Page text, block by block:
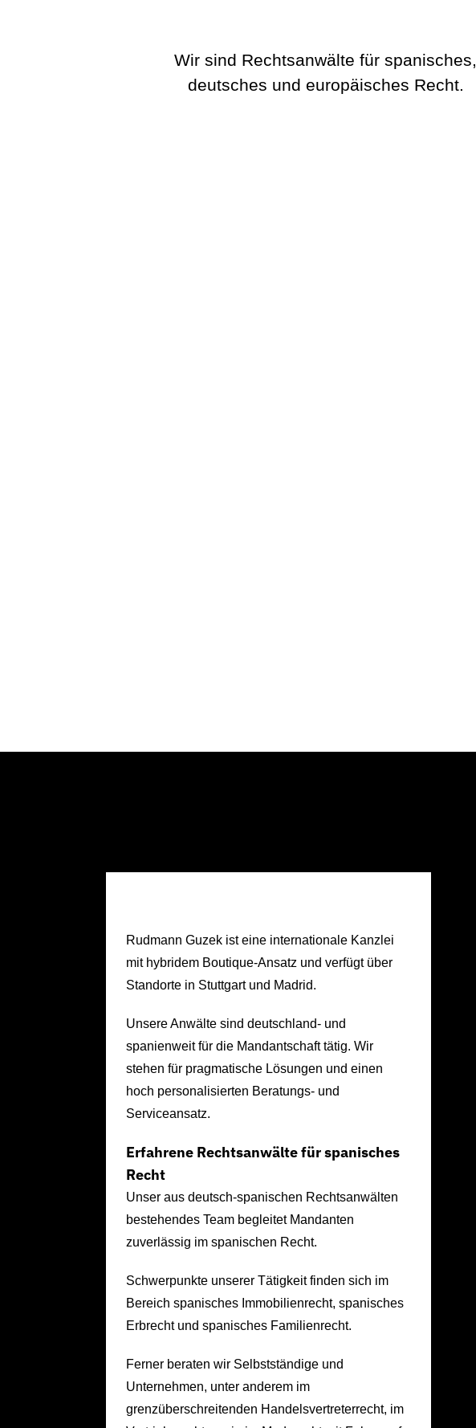
Wir sind Rechtsanwälte für spanisches,
deutsches und europäisches Recht.
Rudmann Guzek ist eine internationale Kanzlei
mit hybridem Boutique-Ansatz und verfügt über
Standorte in Stuttgart und Madrid.
Unsere Anwälte sind deutschland- und
spanienweit für die Mandantschaft tätig. Wir
stehen für pragmatische Lösungen und einen
hoch personalisierten Beratungs- und
Serviceansatz.
Erfahrene Rechtsanwälte für spanisches
Recht
Unser aus deutsch-spanischen Rechtsanwälten
bestehendes Team begleitet Mandanten
zuverlässig im spanischen Recht.
Schwerpunkte unserer Tätigkeit finden sich im
Bereich spanisches Immobilienrecht, spanisches
Erbrecht und spanisches Familienrecht.
Ferner beraten wir Selbstständige und
Unternehmen, unter anderem im
grenzüberschreitenden Handelsvertreterrecht, im